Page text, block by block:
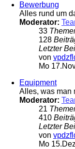
Bewerbung
Alles rund um
Moderator:
33
128
Letzter
von
Mo
Equipment
Alles, was man
Moderator:
21
410
Letzter
von
Mo